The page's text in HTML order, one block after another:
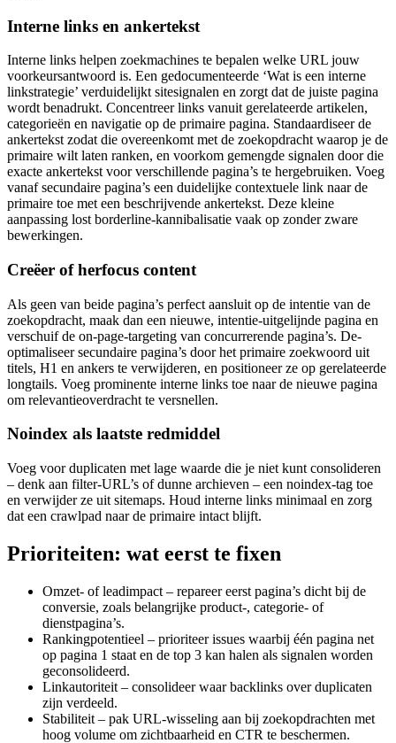
Interne links en ankertekst
Interne links helpen zoekmachines te bepalen welke URL jouw
voorkeursantwoord is. Een gedocumenteerde ‘Wat is een interne
linkstrategie’ verduidelijkt sitesignalen en zorgt dat de juiste pagina
wordt benadrukt. Concentreer links vanuit gerelateerde artikelen,
categorieën en navigatie op de primaire pagina. Standaardiseer de
ankertekst zodat die overeenkomt met de zoekopdracht waarop je de
primaire wilt laten ranken, en voorkom gemengde signalen door die
exacte ankertekst voor verschillende pagina’s te hergebruiken. Voeg
vanaf secundaire pagina’s een duidelijke contextuele link naar de
primaire toe met een beschrijvende ankertekst. Deze kleine
aanpassing lost borderline-kannibalisatie vaak op zonder zware
bewerkingen.
Creëer of herfocus content
Als geen van beide pagina’s perfect aansluit op de intentie van de
zoekopdracht, maak dan een nieuwe, intentie-uitgelijnde pagina en
verschuif de on-page-targeting van concurrerende pagina’s. De-
optimaliseer secundaire pagina’s door het primaire zoekwoord uit
titels, H1 en ankers te verwijderen, en positioneer ze op gerelateerde
longtails. Voeg prominente interne links toe naar de nieuwe pagina
om relevantieoverdracht te versnellen.
Noindex als laatste redmiddel
Voeg voor duplicaten met lage waarde die je niet kunt consolideren
– denk aan filter-URL’s of dunne archieven – een noindex-tag toe
en verwijder ze uit sitemaps. Houd interne links minimaal en zorg
dat een crawlpad naar de primaire intact blijft.
Prioriteiten: wat eerst te fixen
Omzet- of leadimpact – repareer eerst pagina’s dicht bij de
conversie, zoals belangrijke product-, categorie- of
dienstpagina’s.
Rankingpotentieel – prioriteer issues waarbij één pagina net
op pagina 1 staat en de top 3 kan halen als signalen worden
geconsolideerd.
Linkautoriteit – consolideer waar backlinks over duplicaten
zijn verdeeld.
Stabiliteit – pak URL-wisseling aan bij zoekopdrachten met
hoog volume om zichtbaarheid en CTR te beschermen.